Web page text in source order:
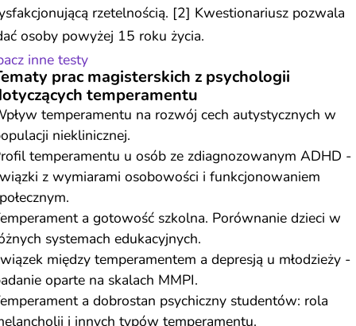
rzetelnością. [2] Kwestionariusz pozwala
osoby powyżej 15 roku życia.
inne testy
prac magisterskich z psychologii
temperamentu
temperamentu na rozwój cech autystycznych w
nieklinicznej.
temperamentu u osób ze zdiagnozowanym ADHD -
z wymiarami osobowości i funkcjonowaniem
a gotowość szkolna. Porównanie dzieci w
systemach edukacyjnych.
między temperamentem a depresją u młodzieży -
oparte na skalach MMPI.
a dobrostan psychiczny studentów: rola
i innych typów temperamentu.